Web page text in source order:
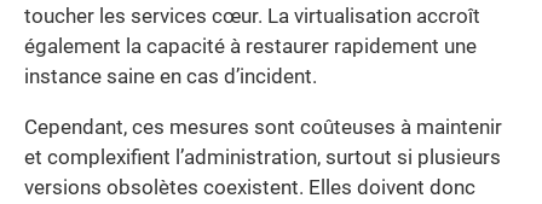
toucher les services cœur. La virtualisation accroît
également la capacité à restaurer rapidement une
instance saine en cas d’incident.
Cependant, ces mesures sont coûteuses à maintenir
et complexifient l’administration, surtout si plusieurs
versions obsolètes coexistent. Elles doivent donc